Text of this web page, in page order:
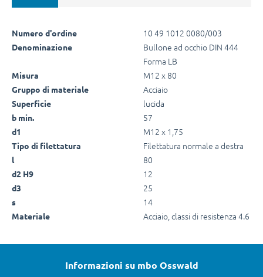
Numero d'ordine 10 49 1012 0080/003
Denominazione
Bullone ad occhio DIN 444
Forma LB
Misura M12 x 80
Gruppo di materiale Acciaio
Superficie lucida
b min. 57
d1 M12 x 1,75
Tipo di filettatura Filettatura normale a destra
l 80
d2 H9 12
d3 25
s 14
Materiale Acciaio, classi di resistenza 4.6
Informazioni su mbo Osswald